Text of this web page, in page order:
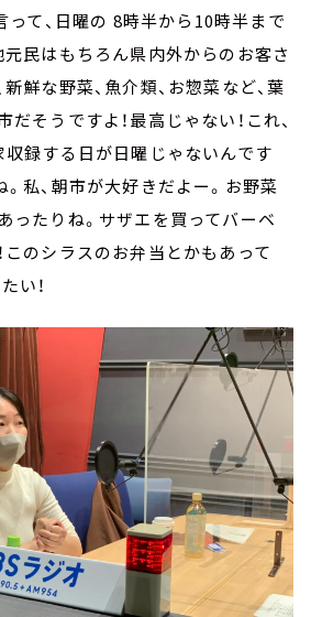
って、日曜の 8時半から10時半まで
元民はもちろん県内外からのお客さ
鮮な野菜、魚介類、お惣菜など、葉
そうですよ！最高じゃない！これ、
収録する日が日曜じゃないんです
私、朝市が大好きだよー。お野菜
ったりね。サザエを買ってバーベ
このシラスのお弁当とかもあって
い！